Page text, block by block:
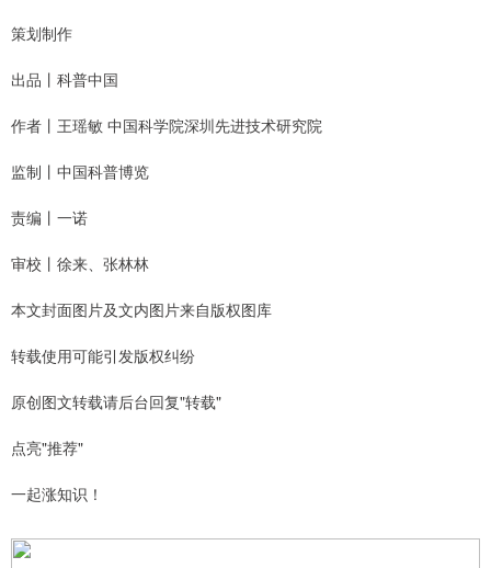
策划制作
出品丨科普中国
作者丨王瑶敏 中国科学院深圳先进技术研究院
监制丨中国科普博览
责编丨一诺
审校丨徐来、张林林
本文封面图片及文内图片来自版权图库
转载使用可能引发版权纠纷
原创图文转载请后台回复"转载"
点亮"推荐"
一起涨知识！